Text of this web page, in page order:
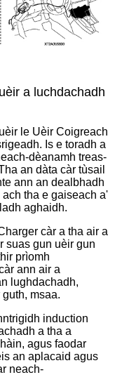
a luchdachadh
le Uèir Coigreach
Is e toradh a
dèanamh treas-
an dàta càr tùsail
ann an dealbhadh
tha e gaiseach a'
aghaidh.
càr a tha air a
suas gun uèir gun
prìomh
ann air a
lughdachadh,
msaa.
induction
a tha a
agus faodar
an aplacaid agus
neach-